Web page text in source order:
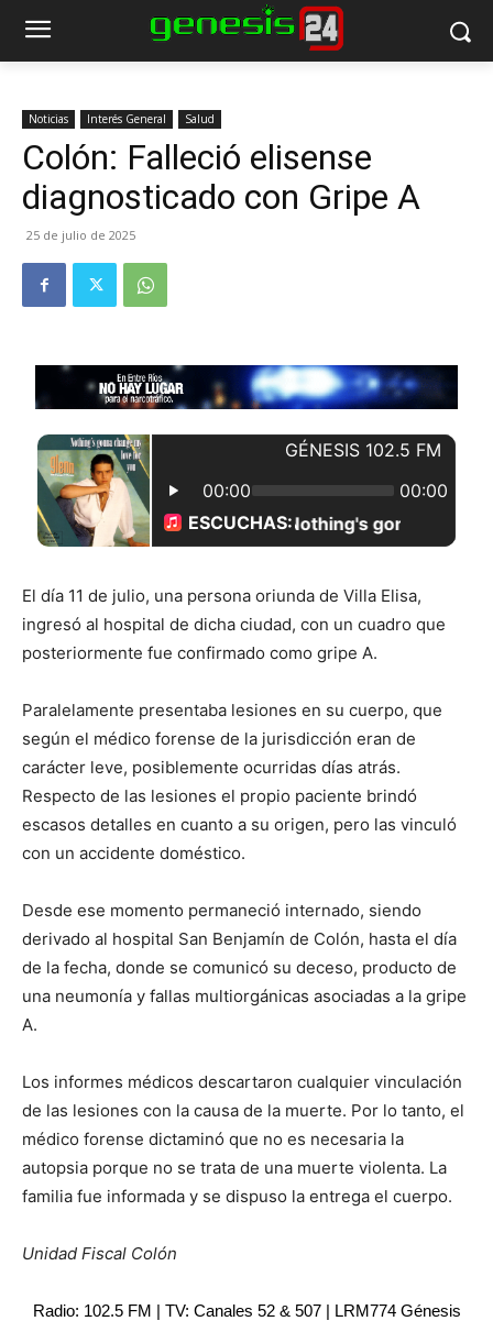
Noticias Interés General Salud
Colón: Falleció elisense
diagnosticado con Gripe A
25 de julio de 2025
El día 11 de julio, una persona oriunda de Villa Elisa,
ingresó al hospital de dicha ciudad, con un cuadro que
posteriormente fue confirmado como gripe A.
Paralelamente presentaba lesiones en su cuerpo, que
según el médico forense de la jurisdicción eran de
carácter leve, posiblemente ocurridas días atrás.
Respecto de las lesiones el propio paciente brindó
escasos detalles en cuanto a su origen, pero las vinculó
con un accidente doméstico.
Desde ese momento permaneció internado, siendo
derivado al hospital San Benjamín de Colón, hasta el día
de la fecha, donde se comunicó su deceso, producto de
una neumonía y fallas multiorgánicas asociadas a la gripe
A.
Los informes médicos descartaron cualquier vinculación
de las lesiones con la causa de la muerte. Por lo tanto, el
médico forense dictaminó que no es necesaria la
autopsia porque no se trata de una muerte violenta. La
familia fue informada y se dispuso la entrega el cuerpo.
Unidad Fiscal Colón
Radio: 102.5 FM | TV: Canales 52 & 507 | LRM774 Génesis